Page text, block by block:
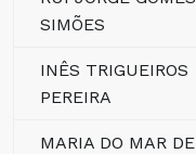
SIMÕES
INÊS TRIGUEIROS
PEREIRA
MARIA DO MAR DE